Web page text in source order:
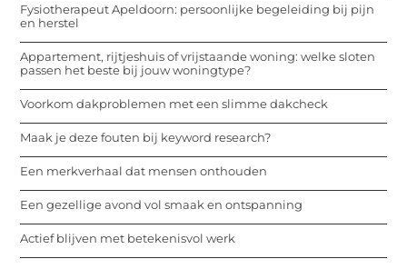
Fysiotherapeut Apeldoorn: persoonlijke begeleiding bij pijn
en herstel
Appartement, rijtjeshuis of vrijstaande woning: welke sloten
passen het beste bij jouw woningtype?
Voorkom dakproblemen met een slimme dakcheck
Maak je deze fouten bij keyword research?
Een merkverhaal dat mensen onthouden
Een gezellige avond vol smaak en ontspanning
Actief blijven met betekenisvol werk